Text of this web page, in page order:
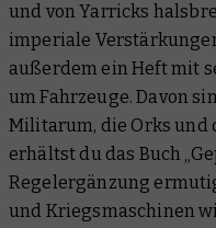
und von Yarricks
imperiale
außerdem ein Heft mit
um Fahrzeuge. Davon
Militarum, die Orks und
erhältst du das Buch
Regelergänzung
und Kriegsmaschinen